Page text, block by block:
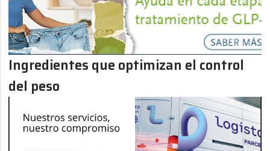
Ingredientes que optimizan el control
del peso